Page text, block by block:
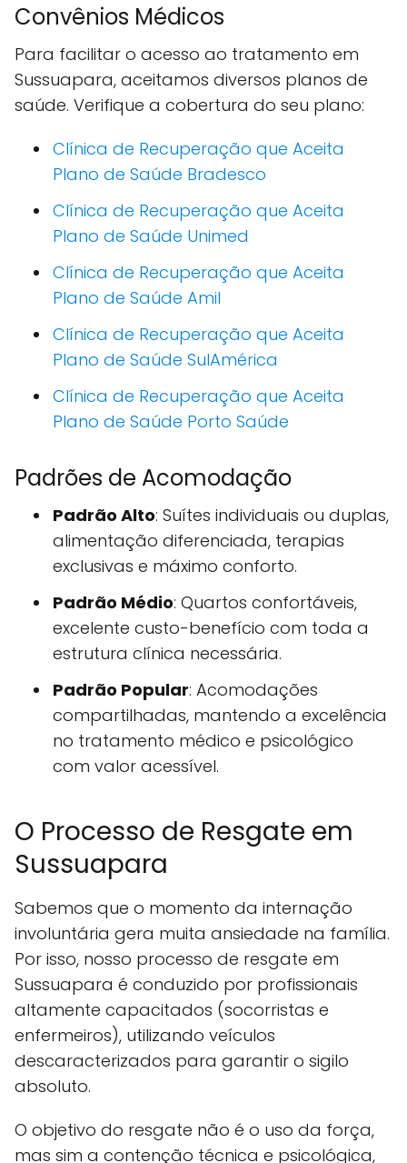
Convênios Médicos
Para facilitar o acesso ao tratamento em
Sussuapara, aceitamos diversos planos de
saúde. Verifique a cobertura do seu plano:
Clínica de Recuperação que Aceita
Plano de Saúde Bradesco
Clínica de Recuperação que Aceita
Plano de Saúde Unimed
Clínica de Recuperação que Aceita
Plano de Saúde Amil
Clínica de Recuperação que Aceita
Plano de Saúde SulAmérica
Clínica de Recuperação que Aceita
Plano de Saúde Porto Saúde
Padrões de Acomodação
Padrão Alto: Suítes individuais ou duplas,
alimentação diferenciada, terapias
exclusivas e máximo conforto.
Padrão Médio: Quartos confortáveis,
excelente custo-benefício com toda a
estrutura clínica necessária.
Padrão Popular: Acomodações
compartilhadas, mantendo a excelência
no tratamento médico e psicológico
com valor acessível.
O Processo de Resgate em
Sussuapara
Sabemos que o momento da internação
involuntária gera muita ansiedade na família.
Por isso, nosso processo de resgate em
Sussuapara é conduzido por profissionais
altamente capacitados (socorristas e
enfermeiros), utilizando veículos
descaracterizados para garantir o sigilo
absoluto.
O objetivo do resgate não é o uso da força,
mas sim a contenção técnica e psicológica,